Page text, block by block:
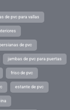
de pvc para vallas
de pvc
jambas de pvc para puertas
friso de pvc
estante de pvc